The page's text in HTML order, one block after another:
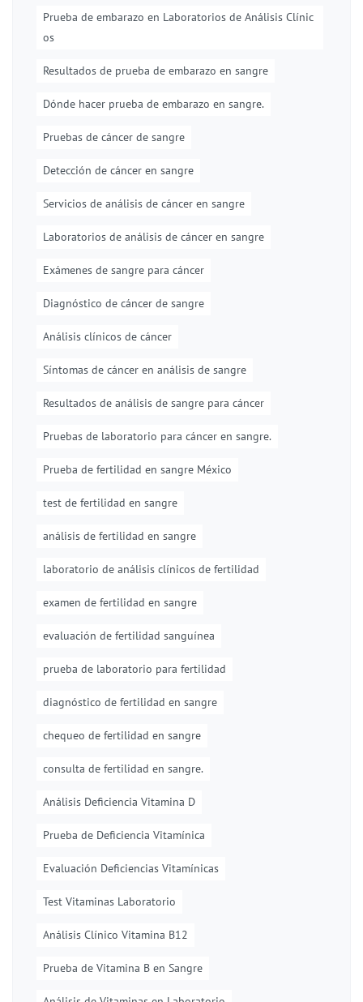
Prueba de embarazo en Laboratorios de Análisis Clínic
os
Resultados de prueba de embarazo en sangre
Dónde hacer prueba de embarazo en sangre.
Pruebas de cáncer de sangre
Detección de cáncer en sangre
Servicios de análisis de cáncer en sangre
Laboratorios de análisis de cáncer en sangre
Exámenes de sangre para cáncer
Diagnóstico de cáncer de sangre
Análisis clínicos de cáncer
Síntomas de cáncer en análisis de sangre
Resultados de análisis de sangre para cáncer
Pruebas de laboratorio para cáncer en sangre.
Prueba de fertilidad en sangre México
test de fertilidad en sangre
análisis de fertilidad en sangre
laboratorio de análisis clínicos de fertilidad
examen de fertilidad en sangre
evaluación de fertilidad sanguínea
prueba de laboratorio para fertilidad
diagnóstico de fertilidad en sangre
chequeo de fertilidad en sangre
consulta de fertilidad en sangre.
Análisis Deficiencia Vitamina D
Prueba de Deficiencia Vitamínica
Evaluación Deficiencias Vitamínicas
Test Vitaminas Laboratorio
Análisis Clínico Vitamina B12
Prueba de Vitamina B en Sangre